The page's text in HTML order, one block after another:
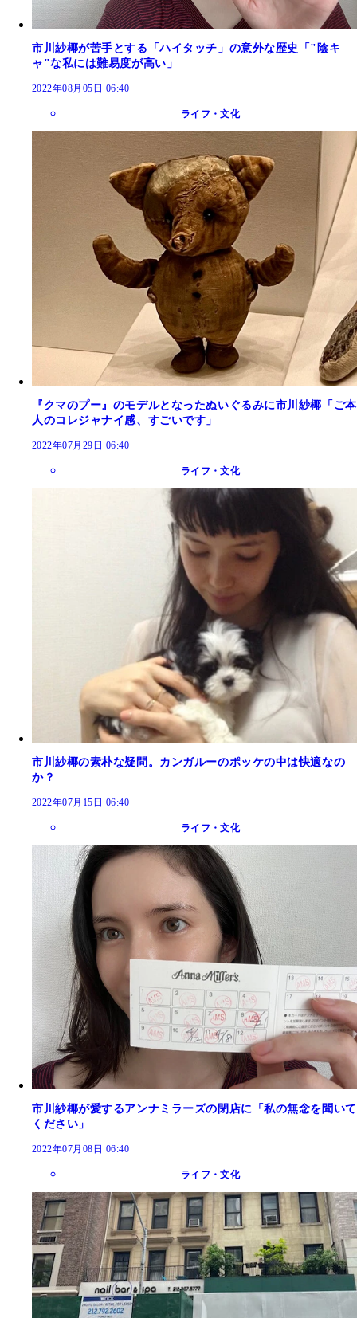
市川紗椰が苦手とする「ハイタッチ」の意外な歴史「"陰キ
ャ"な私には難易度が高い」
2022年08月05日 06:40
ライフ・文化
『クマのプー』のモデルとなったぬいぐるみに市川紗椰「ご本
人のコレジャナイ感、すごいです」
2022年07月29日 06:40
ライフ・文化
市川紗椰の素朴な疑問。カンガルーのポッケの中は快適なの
か？
2022年07月15日 06:40
ライフ・文化
市川紗椰が愛するアンナミラーズの閉店に「私の無念を聞いて
ください」
2022年07月08日 06:40
ライフ・文化